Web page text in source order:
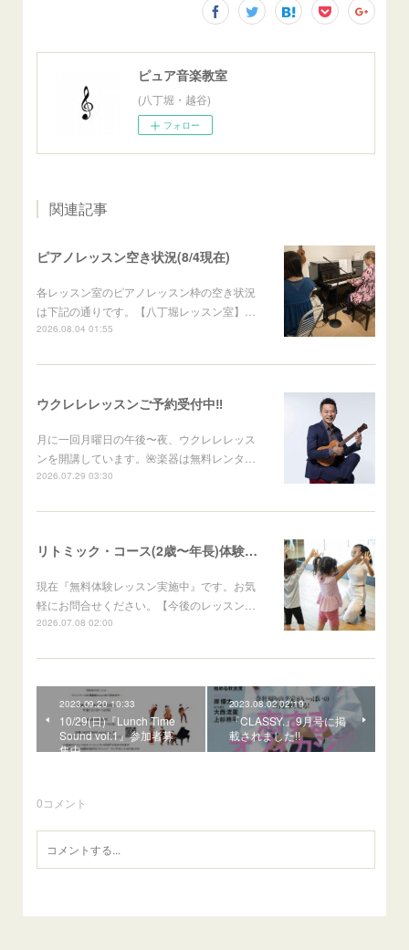
ピュア音楽教室
(八丁堀・越谷)
フォロー
関連記事
ピアノレッスン空き状況(8/4現在)
各レッスン室のピアノレッスン枠の空き状況
は下記の通りです。【八丁堀レッスン室】…
2026.08.04 01:55
ウクレレレッスンご予約受付中‼️
月に一回月曜日の午後〜夜、ウクレレレッス
ンを開講しています。🌺楽器は無料レンタ…
2026.07.29 03:30
リトミック・コース(2歳〜年長)体験レッスン募集中
現在『無料体験レッスン実施中』です。お気
軽にお問合せください。【今後のレッスン…
2026.07.08 02:00
2023.09.20 10:33
10/29(日)『Lunch Time
Sound vol.1』参加者募
集中
2023.08.02 02:19
『CLASSY.』9月号に掲
載されました!!
0コメント